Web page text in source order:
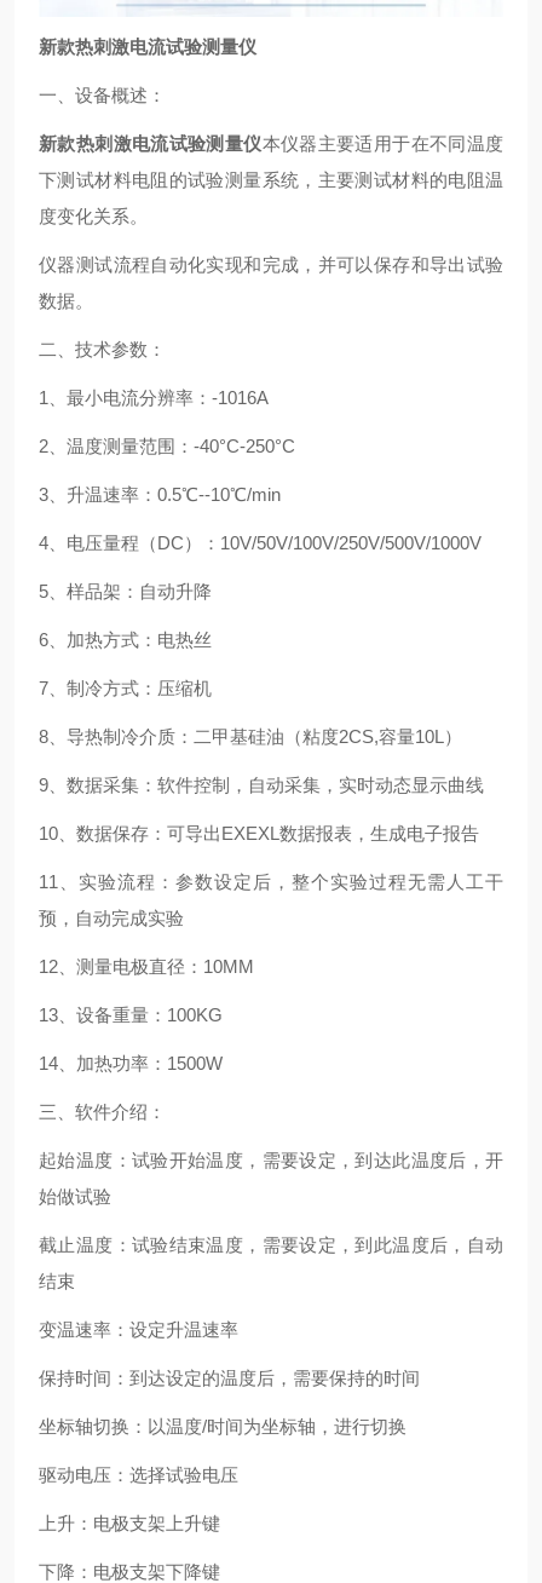
新款热刺激电流试验测量仪
一、设备概述：
新款热刺激电流试验测量仪本仪器主要适用于在不同温度
下测试材料电阻的试验测量系统，主要测试材料的电阻温
度变化关系。
仪器测试流程自动化实现和完成，并可以保存和导出试验
数据。
二、技术参数：
1、最小电流分辨率：-1016A
2、温度测量范围：-40°C-250°C
3、升温速率：0.5℃--10℃/min
4、电压量程（DC）：10V/50V/100V/250V/500V/1000V
5、样品架：自动升降
6、加热方式：电热丝
7、制冷方式：压缩机
8、导热制冷介质：二甲基硅油（粘度2CS,容量10L）
9、数据采集：软件控制，自动采集，实时动态显示曲线
10、数据保存：可导出EXEXL数据报表，生成电子报告
11、实验流程：参数设定后，整个实验过程无需人工干
预，自动完成实验
12、测量电极直径：10MM
13、设备重量：100KG
14、加热功率：1500W
三、软件介绍：
起始温度：试验开始温度，需要设定，到达此温度后，开
始做试验
截止温度：试验结束温度，需要设定，到此温度后，自动
结束
变温速率：设定升温速率
保持时间：到达设定的温度后，需要保持的时间
坐标轴切换：以温度/时间为坐标轴，进行切换
驱动电压：选择试验电压
上升：电极支架上升键
下降：电极支架下降键